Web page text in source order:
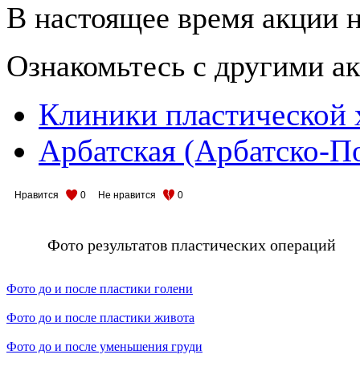
В настоящее время акции
Ознакомьтесь с другими
Клиники пластической
Арбатская (Арбатско-
Нравится 0 Не нравится 0
Фото результатов пластических операций
Фото до и после пластики голени
Фото до и после пластики живота
Фото до и после уменьшения груди